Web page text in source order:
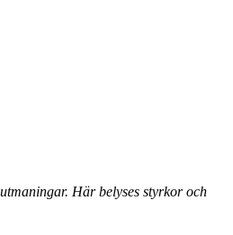
Här belyses styrkor och